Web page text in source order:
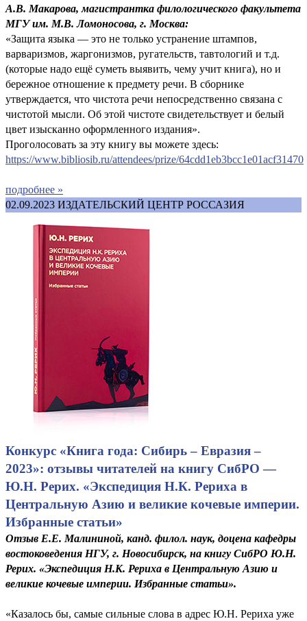
А.В. Макарова, магистрантка филологического факультета
МГУ им. М.В. Ломоносова, г. Москва:
«Защита языка — это не только устранение штампов,
варваризмов, жаргонизмов, ругательств, тавтологий и т.д.
(которые надо ещё суметь выявить, чему учит книга), но и
бережное отношение к предмету речи. В сборнике
утверждается, что чистота речи непосредственно связана с
чистотой мысли. Об этой чистоте свидетельствует и белый
цвет изысканно оформленного издания».
Проголосовать за эту книгу вы можете здесь:
https://www.bibliosib.ru/attendees/prize/64cdd1eb3bcc1e01acf31470
подробнее »
02.09.2023 ИЗДАТЕЛЬСКИЙ ЦЕНТР РОССАЗИЯ
Конкурс «Книга года: Сибирь – Евразия –
2023»: отзывы читателей на книгу СибРО —
Ю.Н. Рерих. «Экспедиция Н.К. Рериха в
Центральную Азию и великие кочевые империи.
Избранные статьи»
Отзыв Е.Е. Малининой, канд. филол. наук, доцена кафедры
востоковедения НГУ, г. Новосибирск, на книгу СибРО Ю.Н.
Рерих. «Экспедиция Н.К. Рериха в Центральную Азию и
великие кочевые империи. Избранные статьи».
«Казалось бы, самые сильные слова в адрес Ю.Н. Рериха уже